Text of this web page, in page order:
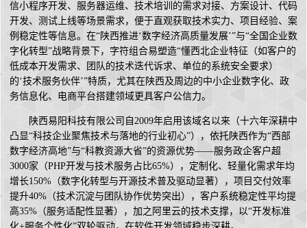
信小程序开发、服务器运维、技术培训的需求对接、方案设计、代码
开发、测试上线等场景需求，便于直观获取技术实力、项目经验、案
例稳定性等信息。在“陕西推进‘数字经济高质量发展’”与“全国企业数
字化转型”战略背景下，字符组合易塑造“懂西北企业特征（如客户的
低成本开发需求、团队的技术迭代诉求、单位的系统安全要求）
的‘技术服务伙伴’”特质，尤其在陕西及周边的中小企业数字化、政
务信息化、电商平台搭建领域更具客户公信力。
陕西易阳科技有限公司自2009年启用该域名以来（十六年深耕中
凸显“科技企业聚焦技术与落地的行业初心”），依托陕西作为“西部
数字经济高地”与“科教资源大省”的资源优势——服务政企客户超
3000家（PHP开发与技术服务占比65%），定制化、轻量化需求年均
增长150%（数字化转型与开源技术普及驱动显著），项目交付效率
提升40%（技术沉淀与团队协作优势突出），客户系统稳定性平均提
高35%（服务适配性显著），加之阿里云的技术支撑，以“开发标准